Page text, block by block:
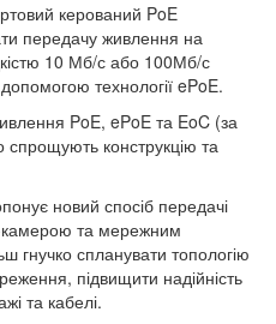
керований PoE
передачу живлення на
10 Мб/с або 100Мб/с
технології ePoE.
PoE, ePoE та EoC (за
конструкцію та
новий спосіб передачі
камерою та мережним
гнучко спланувати топологію
підвищити надійність
та кабелі.